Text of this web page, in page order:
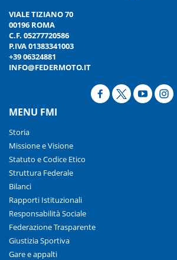
VIALE TIZIANO 70
00196 ROMA
C.F. 05277720586
P.IVA 01383341003
+39 06324881
INFO@FEDERMOTO.IT
MENU FMI
Storia
Missione e Visione
Statuto e Codice Etico
Struttura Federale
Bilanci
Rapporti Istituzionali
Responsabilità Sociale
Federazione Trasparente
Giustizia Sportiva
Gare e appalti